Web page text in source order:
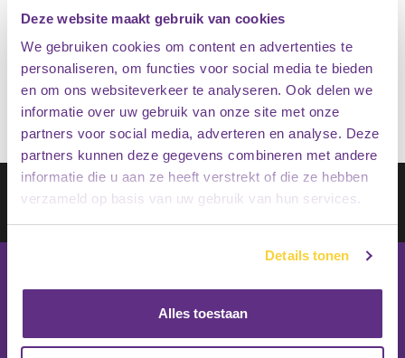
Deze website maakt gebruik van cookies
We gebruiken cookies om content en advertenties te
personaliseren, om functies voor social media te bieden
en om ons websiteverkeer te analyseren. Ook delen we
informatie over uw gebruik van onze site met onze
partners voor social media, adverteren en analyse. Deze
partners kunnen deze gegevens combineren met andere
informatie die u aan ze heeft verstrekt of die ze hebben
verzameld op basis van uw gebruik van hun services.
Details tonen
Alles toestaan
Op voorraad €76.95
€85.95
Schrijf je in op onze nieuwsbrief